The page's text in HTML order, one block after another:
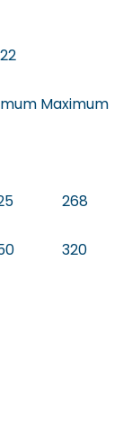
Maximum
268
320